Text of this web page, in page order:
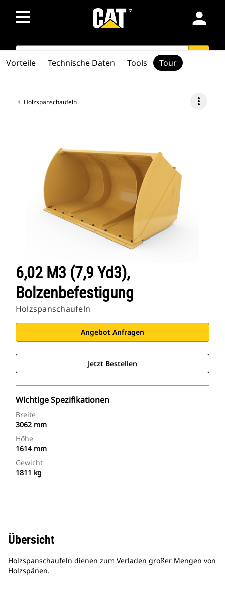
person
SEARCH
Holzspanschaufeln more_vert
6,02 M3 (7,9 Yd3),
Bolzenbefestigung
Holzspanschaufeln
Angebot Anfragen
Jetzt Bestellen
Wichtige Spezifikationen
Breite
3062 mm
Höhe
1614 mm
Gewicht
1811 kg
Vorteile Technische Daten Tools Tour
Übersicht
Holzspanschaufeln dienen zum Verladen großer Mengen von
Holzspänen.